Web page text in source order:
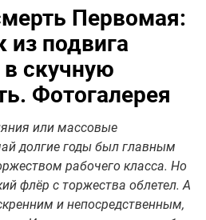
Первомая:
из подвига
скучную
Фотогалерея
или массовые
долгие годы был главным
рабочего класса. Но
флёр с торжества облетел. А
и непосредственным,